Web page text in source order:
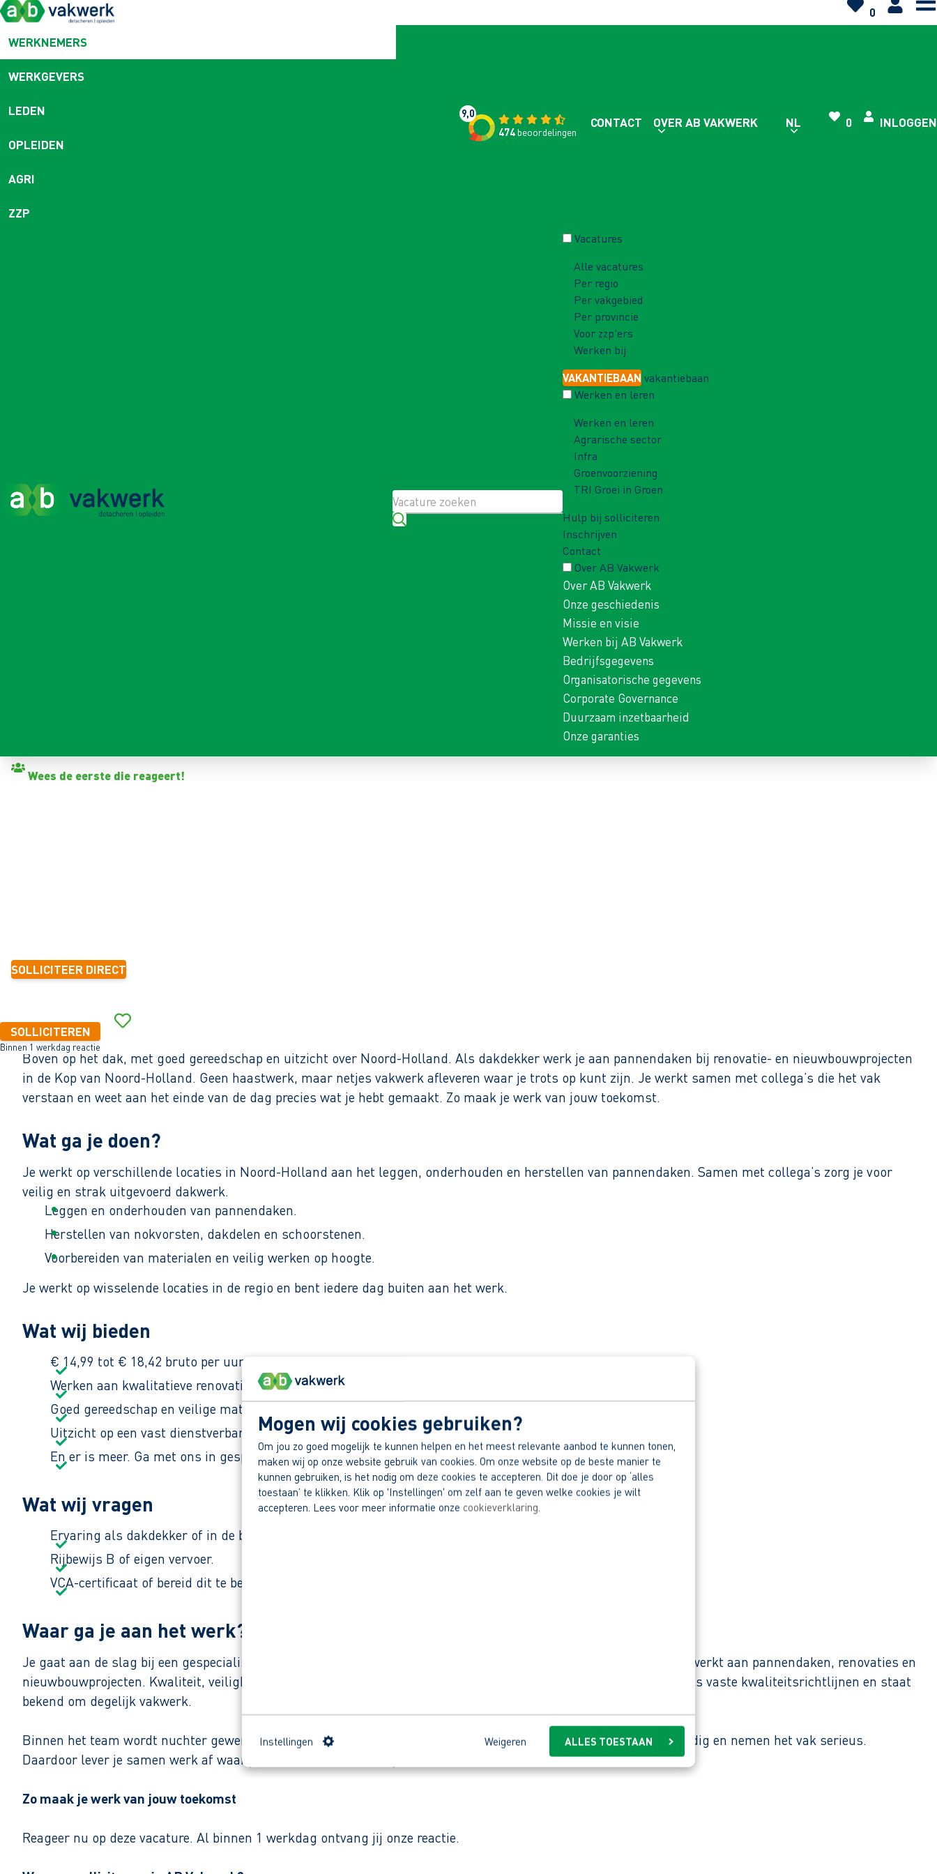
Mogen wij cookies gebruiken?
Om jou zo goed mogelijk te kunnen helpen en het meest relevante aanbod te kunnen tonen,
maken wij op onze website gebruik van cookies. Om onze website op de beste manier te
kunnen gebruiken, is het nodig om deze cookies te accepteren. Dit doe je door op ‘alles
toestaan’ te klikken. Klik op 'Instellingen' om zelf aan te geven welke cookies je wilt
accepteren. Lees voor meer informatie onze cookieverklaring.
Instellingen Weigeren ALLES TOESTAAN
0
WERKNEMERS
WERKGEVERS
LEDEN
OPLEIDEN
AGRI
ZZP
9,0
474beoordelingen
CONTACT OVER AB VAKWERK NL 0 INLOGGEN
Vacatures
Alle vacatures
Per regio
Per vakgebied
Per provincie
Voor zzp'ers
Werken bij
VAKANTIEBAAN vakantiebaan
Werken en leren
Werken en leren
Agrarische sector
Infra
Groenvoorziening
TRI Groei in Groen
Hulp bij solliciteren
Inschrijven
Contact
Over AB Vakwerk
Over AB Vakwerk
Onze geschiedenis
Missie en visie
Werken bij AB Vakwerk
Bedrijfsgegevens
Organisatorische gegevens
Corporate Governance
Duurzaam inzetbaarheid
Onze garanties
Wees de eerste die reageert!
SOLLICITEER DIRECT
SOLLICITEREN
Binnen 1 werkdag reactie
Boven op het dak, met goed gereedschap en uitzicht over Noord-Holland. Als dakdekker werk je aan pannendaken bij renovatie- en nieuwbouwprojecten
in de Kop van Noord-Holland. Geen haastwerk, maar netjes vakwerk afleveren waar je trots op kunt zijn. Je werkt samen met collega’s die het vak
verstaan en weet aan het einde van de dag precies wat je hebt gemaakt. Zo maak je werk van jouw toekomst.
Wat ga je doen?
Je werkt op verschillende locaties in Noord-Holland aan het leggen, onderhouden en herstellen van pannendaken. Samen met collega’s zorg je voor
veilig en strak uitgevoerd dakwerk.
Leggen en onderhouden van pannendaken.
Herstellen van nokvorsten, dakdelen en schoorstenen.
Voorbereiden van materialen en veilig werken op hoogte.
Je werkt op wisselende locaties in de regio en bent iedere dag buiten aan het werk.
Wat wij bieden
€ 14,99 tot € 18,42 bruto per uur, afhankelijk van ervaring.
Werken aan kwalitatieve renovatie- en nieuwbouwprojecten.
Goed gereedschap en veilige materialen om mee te werken.
Uitzicht op een vast dienstverband binnen een stabiel familiebedrijf.
En er is meer. Ga met ons in gesprek en ontdek jouw voordelen.
Wat wij vragen
Ervaring als dakdekker of in de bouw.
Rijbewijs B of eigen vervoer.
VCA-certificaat of bereid dit te behalen.
Waar ga je aan het werk?
Je gaat aan de slag bij een gespecialiseerd dakdekkersbedrijf in de Kop van Noord-Holland dat al tientallen jaren werkt aan pannendaken, renovaties en
nieuwbouwprojecten. Kwaliteit, veiligheid en netjes werken staan centraal in ieder project. Het bedrijf werkt volgens vaste kwaliteitsrichtlijnen en staat
bekend om degelijk vakwerk.
Binnen het team wordt nuchter gewerkt met korte lijnen en duidelijke afspraken. Collega’s helpen elkaar waar nodig en nemen het vak serieus.
Daardoor lever je samen werk af waar je met trots naar kunt kijken.
Zo maak je werk van jouw toekomst
Reageer nu op deze vacature. Al binnen 1 werkdag ontvang jij onze reactie.